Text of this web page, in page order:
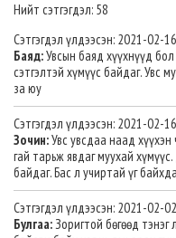
Нийт сэтгэгдэл: 58
Сэтгэгдэл үлдээсэн: 2021-02-
Баяд:Увсын баяд хүүхнүүд
сэтгэлтэй хүмүүс байдаг. Увс
за юу
Сэтгэгдэл үлдээсэн: 2021-02-
Зочин:Увс увсдаа наад
гай тарьж явдаг муухай
байдаг. Бас л учиртай үг
Сэтгэгдэл үлдээсэн: 2021-02-
Булгаа:Зоригтой бөгөөд